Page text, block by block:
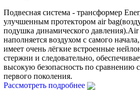
Подвесная система - трансформер
улучшенным протектором air
подушка динамического давления).Air
наполняется воздухом с самого
имеет очень лёгкие встроенные
стержни и следовательно,
высокую безопасность по сравнению
первого поколения.
Рассмотреть подробнее